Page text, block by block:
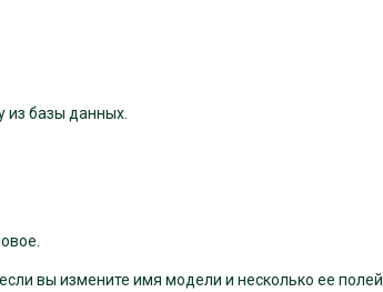
из базы данных.
вы измените имя модели и несколько ее полей